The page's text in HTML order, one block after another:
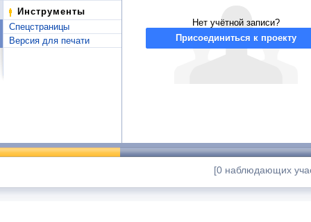
Инструменты
Спецстраницы
Версия для печати
Нет учётной записи?
Присоединиться к проекту
[0 наблюдающих